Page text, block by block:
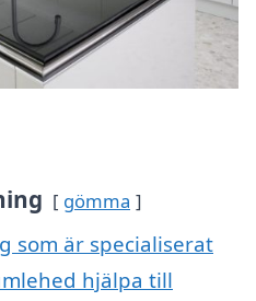
gömma
som är specialiserat
hjälpa till